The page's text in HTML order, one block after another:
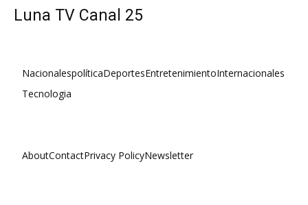
Luna TV Canal 25
NacionalespolíticaDeportesEntretenimientoInternacionales
Tecnologia
AboutContactPrivacy PolicyNewsletter